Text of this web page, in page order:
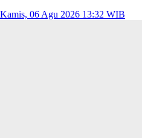
Kamis, 06 Agu 2026 13:32 WIB